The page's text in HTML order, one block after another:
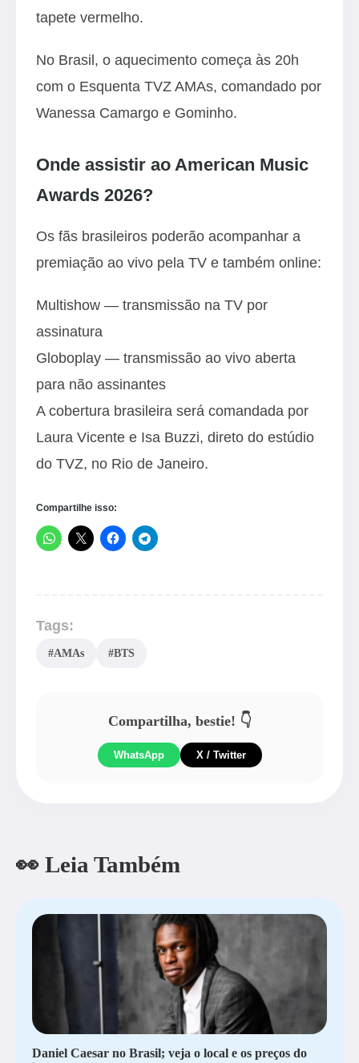
tapete vermelho.
No Brasil, o aquecimento começa às 20h
com o Esquenta TVZ AMAs, comandado por
Wanessa Camargo e Gominho.
Onde assistir ao American Music
Awards 2026?
Os fãs brasileiros poderão acompanhar a
premiação ao vivo pela TV e também online:
Multishow — transmissão na TV por
assinatura
Globoplay — transmissão ao vivo aberta
para não assinantes
A cobertura brasileira será comandada por
Laura Vicente e Isa Buzzi, direto do estúdio
do TVZ, no Rio de Janeiro.
Compartilhe isso:
Tags:
#AMAs #BTS
Compartilha, bestie! 👇
WhatsApp X / Twitter
👀 Leia Também
Daniel Caesar no Brasil; veja o local e os preços do